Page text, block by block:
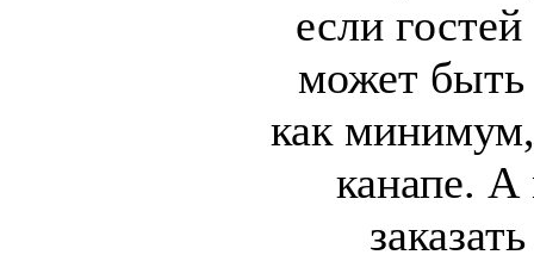
если
может быть
как
канапе. А